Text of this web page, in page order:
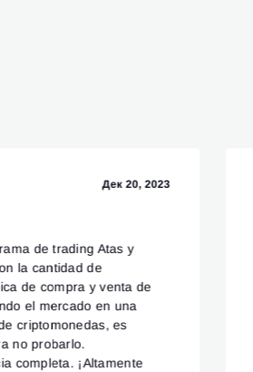
Дек 20, 2023
de trading Atas y
la cantidad de
de compra y venta de
el mercado en una
criptomonedas, es
no probarlo.
completa. ¡Altamente